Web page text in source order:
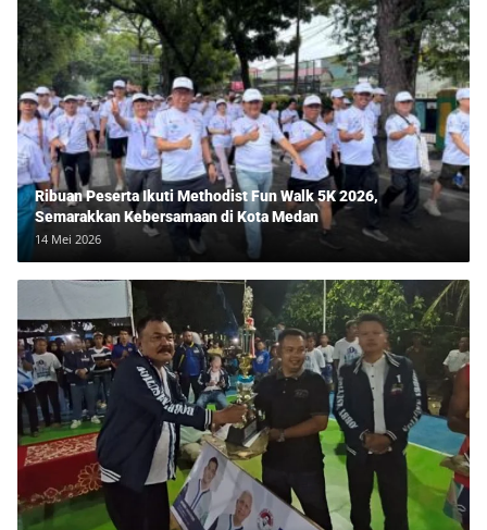
Ribuan Peserta Ikuti Methodist Fun Walk 5K 2026,
Semarakkan Kebersamaan di Kota Medan
14 Mei 2026